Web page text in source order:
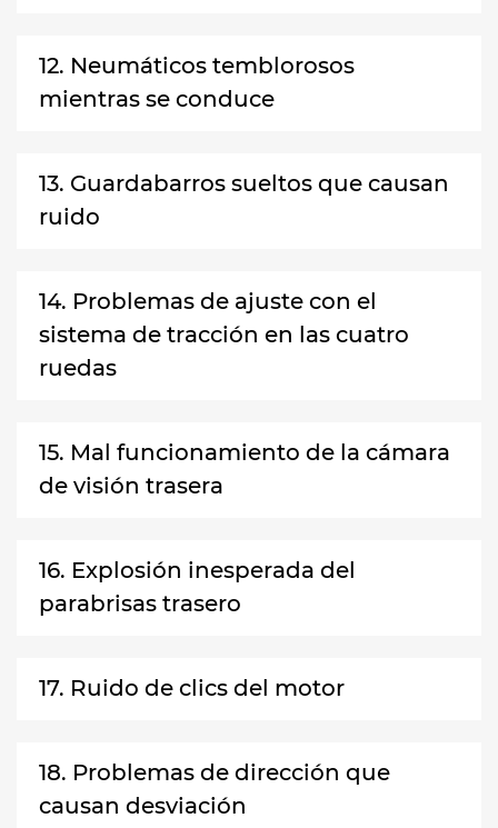
12. Neumáticos temblorosos
mientras se conduce
13. Guardabarros sueltos que causan
ruido
14. Problemas de ajuste con el
sistema de tracción en las cuatro
ruedas
15. Mal funcionamiento de la cámara
de visión trasera
16. Explosión inesperada del
parabrisas trasero
17. Ruido de clics del motor
18. Problemas de dirección que
causan desviación